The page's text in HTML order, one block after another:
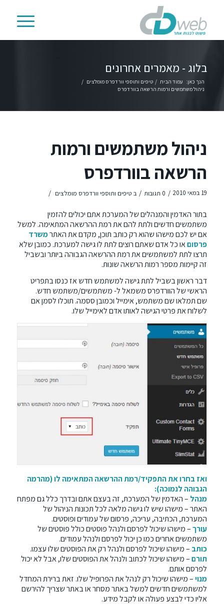
בלוג - מאמרים אחרונים
הנך כאן: עמוד הבית / טיפים ותוספי וורדפרס מומלצים /
ניהול משתמשים ורמות הרשאה בוורדפרס
ניהול משתמשים ורמות
הרשאה בוורדפרס
19 במאי 2010 / 0 תגובות / ב טיפים ותוספי וורדפרס מומלצים /
בתור האדמין והמנהלים של המערכת אתם יכולים להזמין
משתמשים חדשים ולתת להם את רמת ההרשאה המתאימה. למשל
אם יש לכם מישהו שהוא רק כותב תוכן, מקדם את האתרמשרד
פרסוםאו כל אדם שאתם רוצים לתת לו גישה למערכת. כמובן שלא
תרצו לתת למשתמשים את רמת ההרשאה הגבוהה ביותר ובשביל
זה קיימות מספר רמות הרשאה שונות.
דבר ראשון בשביל לתת גישה למשתמש חדש אז כנסו בתפריט
הראשי של הוורדפרס משמאל ל- משתמשים/משתמש חדש.
שם תמלאו שם משתמש, אימייל וכמובן ססמה. תוכלו לסמן אם
לשלוח את פרטי הגישה לאותו אדם לאימייל שלו.
ואז בחרו את התפקיד/רמת ההרשאה המתאימה לו (מהרמה
הגבוהה לנמוכה):
מנהל – האדמין של המערכת, זה בעצם אתם ובדרך כלל גם מפתח
האתר – מישהו שיש לו גישה מלאה לכל תכונות הניהול של
המערכת, הכתיבה, עריכה, פרסום של עמודים ופוסטים.
עורך– מישהו שיכול לפרסם ולנהל פוסטים כולל פוסטים של
משתמשים אחרים כמו כן יכול לפרסם ולנהל עמודים.
כותב – מישהו שיכול לפרסם ולנהל רק את הפוסטים שלו עצמו.
תורם– מישהו שיכול לכתוב ולנהל את הפוסטים שלו, אבל לא יכול
לפרסם אותם.
מנוי– מישהו שיכול רק לנהל את הפרופיל שלו. זאת ברירת המחדל
למשתמשים חדשים למשל באתר מסחר או באתר שצריך להירשם
אליו כדי לבצע פעולה או לקבל מידע.